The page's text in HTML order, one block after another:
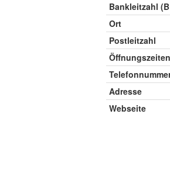
Bankleitzahl
Ort
Postleitzahl
Öffnungszeiten
Adresse
Webseite